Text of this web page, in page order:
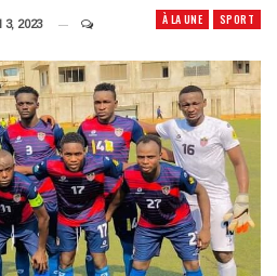
À LA UNE SPORT
3, 2023